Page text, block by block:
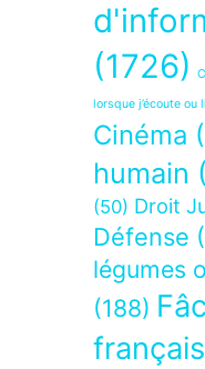
(1726)
lorsque j’écoute ou
Cinéma
humain
(50) Droit
Défense
légumes
(188)
français